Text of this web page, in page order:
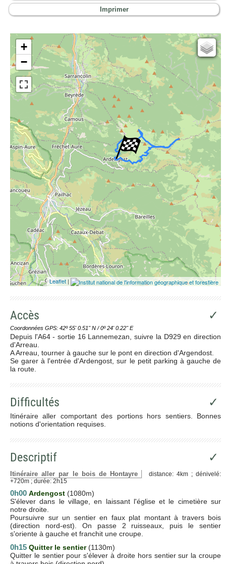
Imprimer
+
−
Cartes IGN
Open Topo Map
Open Street Map
ESRI Word Imagery
Leaflet |
Accès ✓
Coordonnées GPS: 42º 55' 0.51'' N / 0º 24' 0.22'' E
Depuis l'A64 - sortie 16 Lannemezan, suivre la D929 en direction
d'Arreau.
A Arreau, tourner à gauche sur le pont en direction d'Argendost.
Se garer à l'entrée d'Ardengost, sur le petit parking à gauche de
la route.
Difficultés ✓
Itinéraire aller comportant des portions hors sentiers. Bonnes
notions d'orientation requises.
Descriptif ✓
Itinéraire aller par le bois de Hontayre
distance: 4km ; dénivelé:
+720m ; durée: 2h15
0h00 Ardengost (1080m)
S'élever dans le village, en laissant l'église et le cimetière sur
notre droite.
Poursuivre sur un sentier en faux plat montant à travers bois
(direction nord-est). On passe 2 ruisseaux, puis le sentier
s'oriente à gauche et franchit une croupe.
0h15 Quitter le sentier(1130m)
Quitter le sentier pour s'élever à droite hors sentier sur la croupe